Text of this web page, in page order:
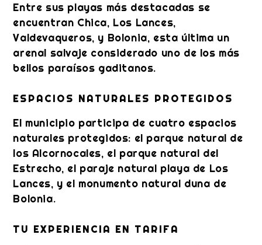
Entre sus playas más destacadas se
encuentran Chica, Los Lances,
Valdevaqueros, y Bolonia, esta última un
arenal salvaje considerado uno de los más
bellos paraísos gaditanos.
ESPACIOS NATURALES PROTEGIDOS
El municipio participa de cuatro espacios
naturales protegidos: el parque natural de
los Alcornocales, el parque natural del
Estrecho, el paraje natural playa de Los
Lances, y el monumento natural duna de
Bolonia.
TU EXPERIENCIA EN TARIFA